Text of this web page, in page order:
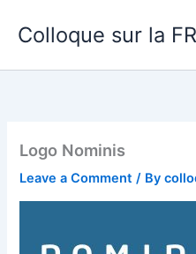
Colloque sur la
Logo Nominis
Leave a Comment / By